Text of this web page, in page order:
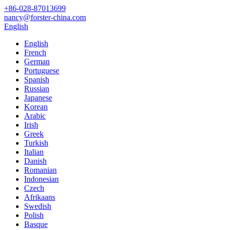
+86-028-87013699
nancy@forster-china.com
English
English
French
German
Portuguese
Spanish
Russian
Japanese
Korean
Arabic
Irish
Greek
Turkish
Italian
Danish
Romanian
Indonesian
Czech
Afrikaans
Swedish
Polish
Basque